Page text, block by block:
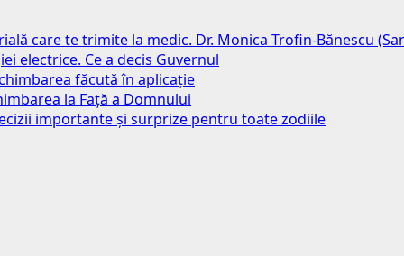
care te trimite la medic. Dr. Monica Trofin-Bănescu
electrice. Ce a decis Guvernul
făcută în aplicație
la Față a Domnului
importante și surprize pentru toate zodiile